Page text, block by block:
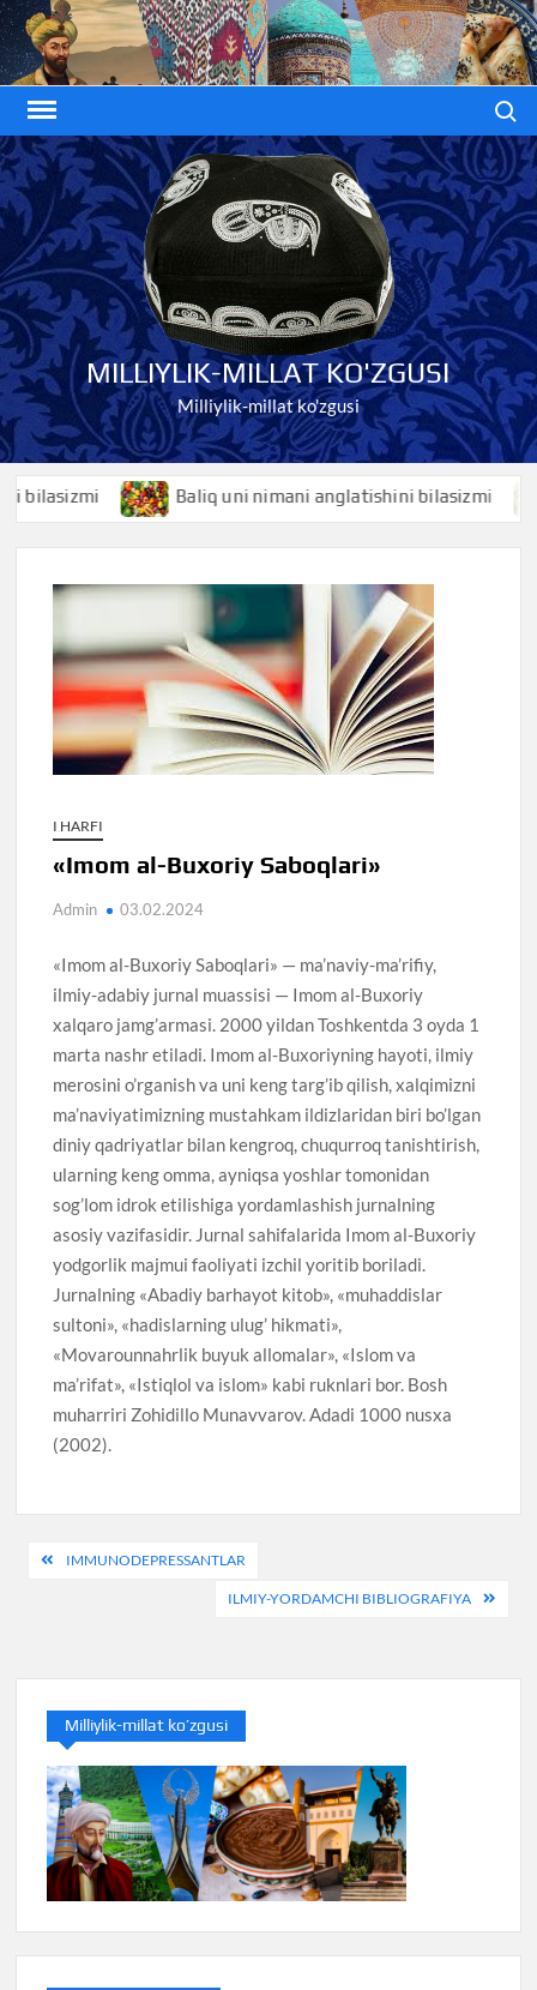
Skip
to
content
MILLIYLIK-MILLAT KO'ZGUSI
Milliylik-millat ko'zgusi
Baliq uni nimani anglatishini bilasizmi
I HARFI
«Imom al-Buxoriy Saboqlari»
Admin 03.02.2024
«Imom al-Buxoriy Saboqlari» — ma’naviy-ma’rifiy,
ilmiy-adabiy jurnal muassisi — Imom al-Buxoriy
xalqaro jamg’armasi. 2000 yildan Toshkentda 3 oyda 1
marta nashr etiladi. Imom al-Buxoriyning hayoti, ilmiy
merosini o’rganish va uni keng targ’ib qilish, xalqimizni
ma’naviyatimizning mustahkam ildizlaridan biri bo’lgan
diniy qadriyatlar bilan kengroq, chuqurroq tanishtirish,
ularning keng omma, ayniqsa yoshlar tomonidan
sog’lom idrok etilishiga yordamlashish jurnalning
asosiy vazifasidir. Jurnal sahifalarida Imom al-Buxoriy
yodgorlik majmui faoliyati izchil yoritib boriladi.
Jurnalning «Abadiy barhayot kitob», «muhaddislar
sultoni», «hadislarning ulug’ hikmati»,
«Movarounnahrlik buyuk allomalar», «Islom va
ma’rifat», «Istiqlol va islom» kabi ruknlari bor. Bosh
muharriri Zohidillo Munavvarov. Adadi 1000 nusxa
(2002).
PostIMMUNODEPRESSANTLAR
ILMIY-YORDAMCHI BIBLIOGRAFIYA
Milliylik-millat ko’zgusi